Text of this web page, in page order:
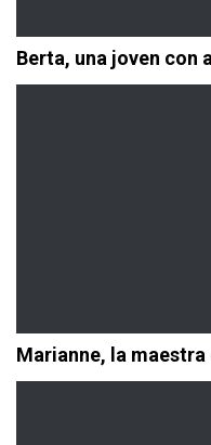
Berta, una joven con
Marianne, la